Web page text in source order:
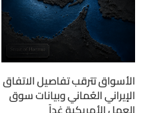
الأسواق تترقب تفاصيل الاتفاق
الإيراني العُماني وبيانات سوق